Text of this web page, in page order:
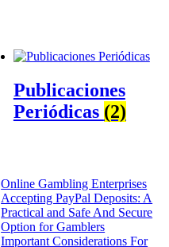
Publicaciones
Periódicas (2)
Online Gambling Enterprises
Accepting PayPal Deposits: A
Practical and Safe And Secure
Option for Gamblers
Important Considerations For